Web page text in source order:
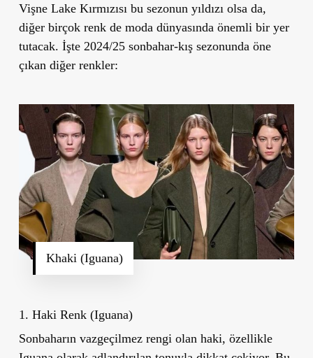
Vişne Lake Kırmızısı bu sezonun yıldızı olsa da,
diğer birçok renk de moda dünyasında önemli bir yer
tutacak. İşte 2024/25 sonbahar-kış sezonunda öne
çıkan diğer renkler:
Khaki (Iguana)
1. Haki Renk (Iguana)
Sonbaharın vazgeçilmez rengi olan haki, özellikle